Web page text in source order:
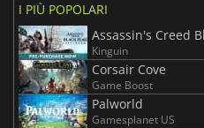
I PIÙ POPOLARI
Assassin's Creed
Kinguin
Corsair Cove
Game Boost
Palworld
Gamesplanet US